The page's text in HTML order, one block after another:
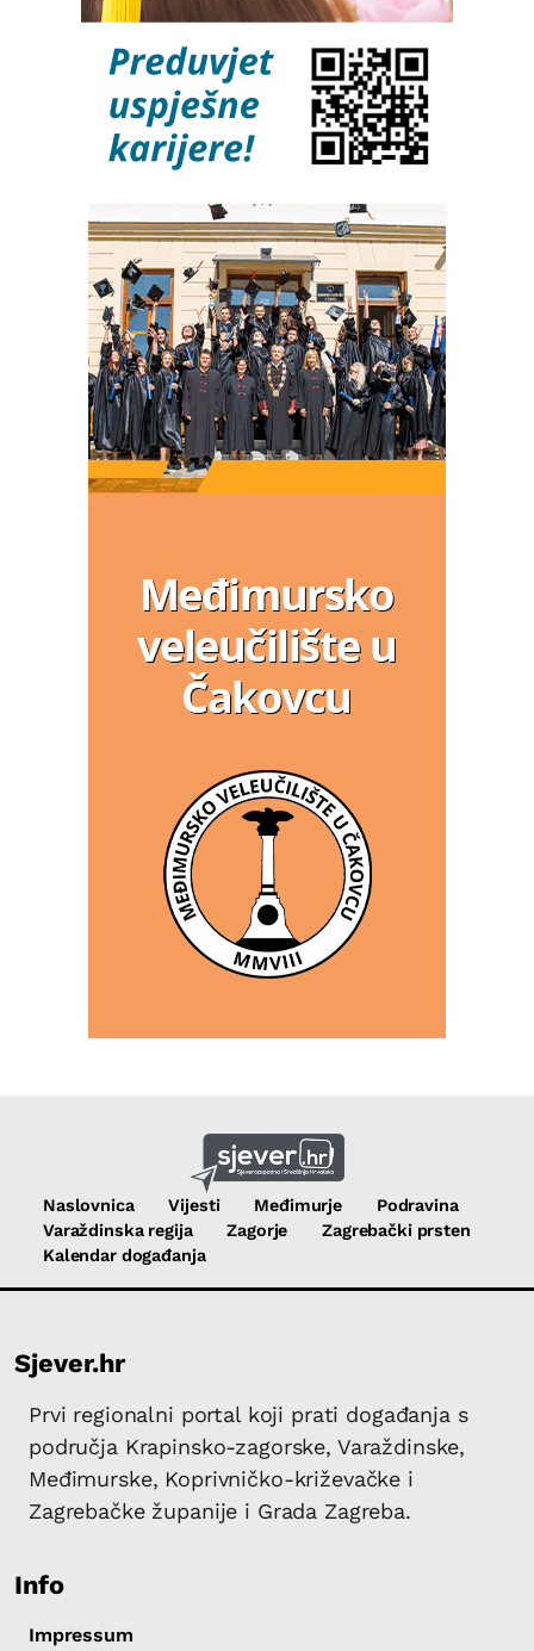
Naslovnica Vijesti Međimurje
Podravina
Varaždinska regija
Zagorje
Zagrebački prsten
Kalendar događanja
Sjever.hr
Prvi regionalni portal koji prati događanja s
područja Krapinsko-zagorske, Varaždinske,
Međimurske, Koprivničko-križevačke i
Zagrebačke županije i Grada Zagreba.
Info
Impressum